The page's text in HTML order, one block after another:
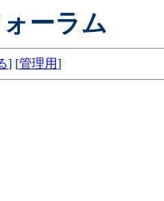
ーラム
] [管理用]